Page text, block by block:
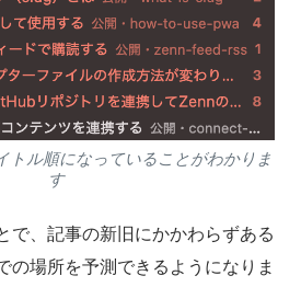
トル順になっていることがわかりま
す
で、記事の新旧にかかわらずある
の場所を予測できるようになりま